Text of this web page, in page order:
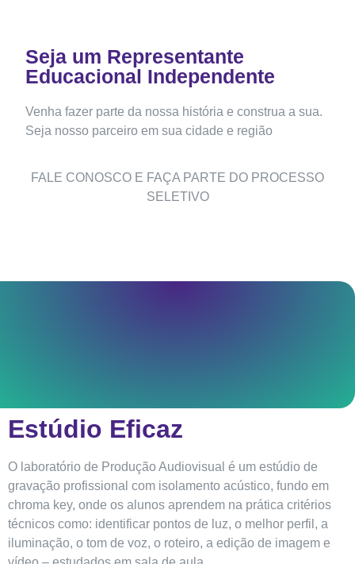
Seja um Representante
Educacional Independente
Venha fazer parte da nossa história e construa a sua.
Seja nosso parceiro em sua cidade e região
FALE CONOSCO E FAÇA PARTE DO PROCESSO
SELETIVO
Estúdio Eficaz
O laboratório de Produção Audiovisual é um estúdio de
gravação profissional com isolamento acústico, fundo em
chroma key, onde os alunos aprendem na prática critérios
técnicos como: identificar pontos de luz, o melhor perfil, a
iluminação, o tom de voz, o roteiro, a edição de imagem e